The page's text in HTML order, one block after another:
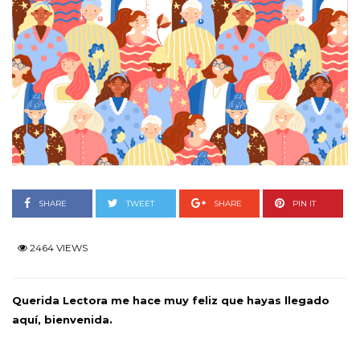
SHARE TWEET SHARE PIN IT
2464 VIEWS
Querida Lectora me hace muy feliz que hayas llegado
aquí, bienvenida.